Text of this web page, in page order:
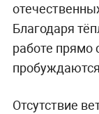
Благодаря
работе прямо
пробуждаются.
Отсутствие